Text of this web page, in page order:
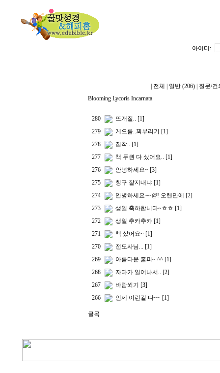
아이디:
전체 일반 (206)
질문/건
Blooming Lycoris Incarnata
280 뜨개질.. [1]
279
게으름..꾀부리기
[1]
278
집착.. [1]
277
책 두권 다 샀어요.. [1]
276
안녕하세요~ [3]
275
칭구 잘지내냐 [1]
274
안녕하세요~~@! 오랜만에 [2]
273
생일 축하합니다~ㅎㅎ [1]
272
생일 추카추카 [1]
271
책 샀어요~ [1]
270
전도사님... [1]
269
아름다운 홈피~ ^^ [1]
268
자다가 일어나서.. [2]
267
바람쐬기
[3]
266
언제 이런걸 다~~ [1]